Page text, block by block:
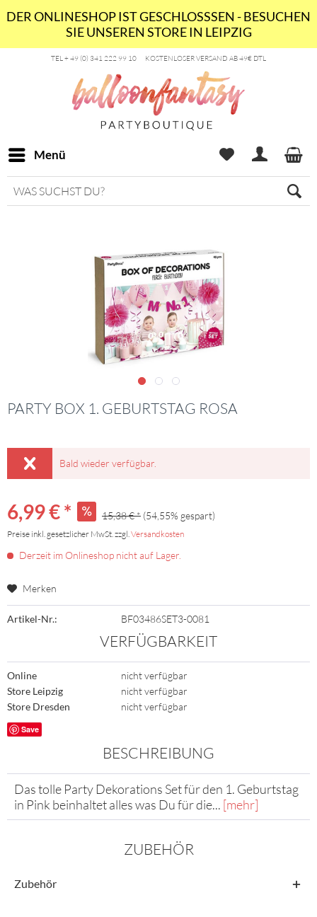
DER ONLINESHOP IST GESCHLOSSSEN - BESUCHEN
SIE UNSEREN STORE IN LEIPZIG
TEL + 49 (0) 341 222 99 10 KOSTENLOSER VERSAND AB 49€ DTL
Menü
PARTY BOX 1. GEBURTSTAG ROSA
Bald wieder verfügbar.
6,99 € * 15,38 € * (54,55% gespart)
Preise inkl. gesetzlicher MwSt. zzgl.Versandkosten
Derzeit im Onlineshop nicht auf Lager.
Merken
Artikel-Nr.: BF03486SET3-0081
VERFÜGBARKEIT
Online
nicht verfügbar
Store Leipzig
nicht verfügbar
Store Dresden
nicht verfügbar
Save
BESCHREIBUNG
Das tolle Party Dekorations Set für den 1. Geburtstag
in Pink beinhaltet alles was Du für die... [mehr]
ZUBEHÖR
Zubehör